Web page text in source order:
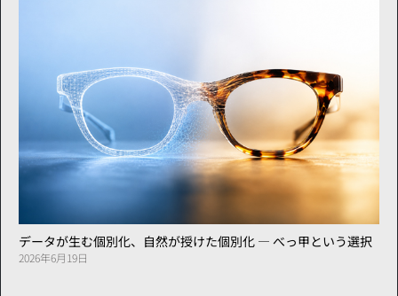
データが生む個別化、自然が授けた個別化 ― べっ甲という選択
2026年6月19日